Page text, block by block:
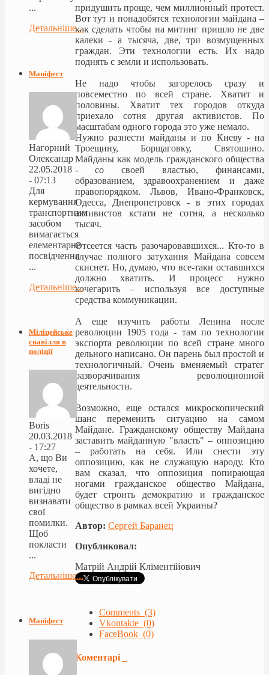
придушить проще, чем миллионный протест.
Вот тут и понадобятся технологии майдана –
как сделать чтобы на митинг пришло не две
калеки - а тысяча, две, три возмущенных
граждан. Эти технологии есть. Их надо
поднять с земли и использовать.
Не надо чтобы загорелось сразу и
повсеместно по всей стране. Хватит и
половины. Хватит тех городов откуда
приехало сотня другая активистов. По
масштабам одного города это уже немало.
Нужно разнести майданы и по Киеву - на
Троещину, Борщаговку, Святошино.
Майданы как модель гражданского общества
- со своей властью, финансами,
образованием, здравоохранением и даже
правопорядком. Львов, Ивано-Франковск,
Одесса, Днепропетровск - в этих городах
активистов кстати не сотня, а несколько
тысяч.
Отсеется часть разочаровавшихся... Кто-то в
случае полного затухания Майдана совсем
скиснет. Но, думаю, что все-таки оставшихся
должно хватить. И процесс нужно
кочегарить – используя все доступные
средства коммуникации.
А еще изучить работы Ленина после
революции 1905 года - там по технологии
экспорта революции по всей стране много
дельного написано. Он парень был простой и
технологичный. Очень вменяемый стратег
разворачивания революционной
деятельности.
Возможно, еще остался микроскопический
шанс переменить ситуацию на самом
Майдане. Гражданскому обществу Майдана
заставить майданную "власть" – оппозицию
– работать на себя. Или снести эту
оппозицию, как не служащую народу. Кто
вам сказал, что оппозиция попирающая
ногами гражданское общество Майдана,
будет строить демократию и гражданское
общество в рамках всей Украины?
Автор: Сергей Баранец
Опубликовал:
Матрій Андрій Кліментійович
Comments (3)
Vkontakte (0)
FaceBook (0)
Коментарі
...
Детальніше...
Маніфест
Нагорний
Олександр
22.05.2018
- 07:13
Для
кермування
транспортним
засобом
вимагається
елементарне
посвідчення
...
Детальніше...
Міліцейське
свавілля в
поліції
Boris
20.03.2018
- 17:27
А, що Ви
хочете,
владі не
вигідно
визнавати
свої
помилки.
Щоб
покласти
...
Детальніше...
Маніфест